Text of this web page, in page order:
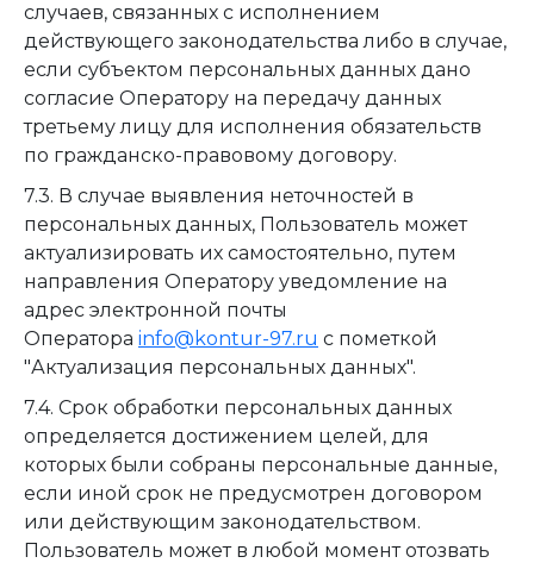
случаев, связанных с исполнением
действующего законодательства либо в случае,
если субъектом персональных данных дано
согласие Оператору на передачу данных
третьему лицу для исполнения обязательств
по гражданско-правовому договору.
7.3. В случае выявления неточностей в
персональных данных, Пользователь может
актуализировать их самостоятельно, путем
направления Оператору уведомление на
адрес электронной почты
Оператора info@kontur-97.ru с пометкой
"Актуализация персональных данных".
7.4. Срок обработки персональных данных
определяется достижением целей, для
которых были собраны персональные данные,
если иной срок не предусмотрен договором
или действующим законодательством.
Пользователь может в любой момент отозвать